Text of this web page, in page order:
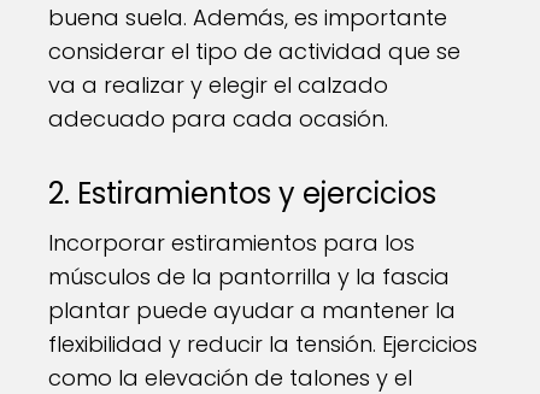
buena suela. Además, es importante
considerar el tipo de actividad que se
va a realizar y elegir el calzado
adecuado para cada ocasión.
2. Estiramientos y ejercicios
Incorporar estiramientos para los
músculos de la pantorrilla y la fascia
plantar puede ayudar a mantener la
flexibilidad y reducir la tensión. Ejercicios
como la elevación de talones y el